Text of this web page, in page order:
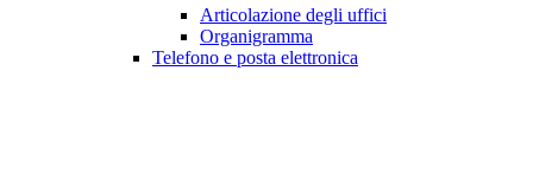
Articolazione degli uffici
Organigramma
Telefono e posta elettronica